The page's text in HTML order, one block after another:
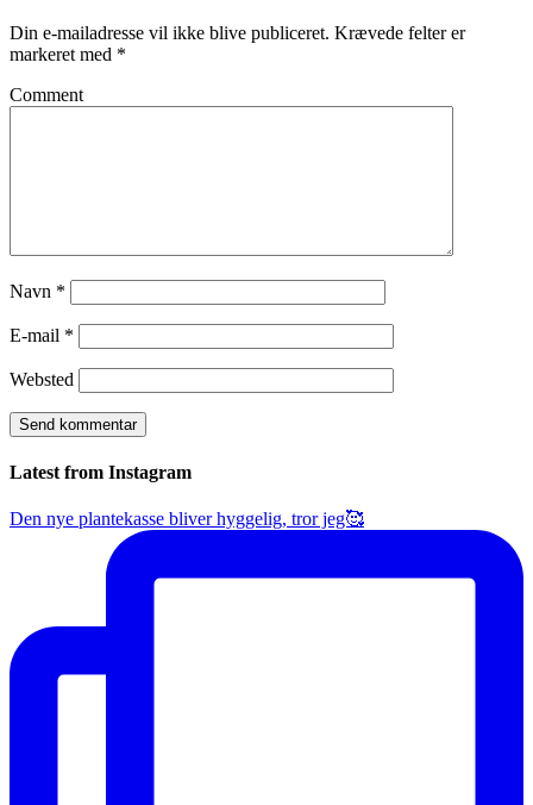
Din e-mailadresse vil ikke blive publiceret. Krævede felter er
markeret med *
Comment
Navn *
E-mail *
Websted
Latest from Instagram
Den nye plantekasse bliver hyggelig, tror jeg🥰